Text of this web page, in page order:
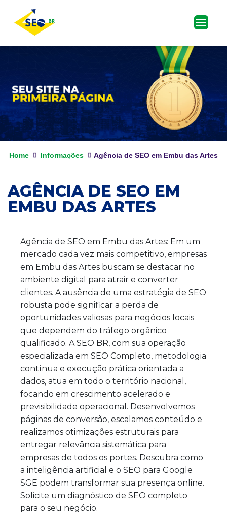
Home Informações Agência de SEO em Embu das Artes
AGÊNCIA DE SEO EM
EMBU DAS ARTES
Agência de SEO em Embu das Artes: Em um
mercado cada vez mais competitivo, empresas
em Embu das Artes buscam se destacar no
ambiente digital para atrair e converter
clientes. A ausência de uma estratégia de SEO
robusta pode significar a perda de
oportunidades valiosas para negócios locais
que dependem do tráfego orgânico
qualificado. A SEO BR, com sua operação
especializada em SEO Completo, metodologia
contínua e execução prática orientada a
dados, atua em todo o território nacional,
focando em crescimento acelerado e
previsibilidade operacional. Desenvolvemos
páginas de conversão, escalamos conteúdo e
realizamos otimizações estruturais para
entregar relevância sistemática para
empresas de todos os portes. Descubra como
a inteligência artificial e o SEO para Google
SGE podem transformar sua presença online.
Solicite um diagnóstico de SEO completo
para o seu negócio.